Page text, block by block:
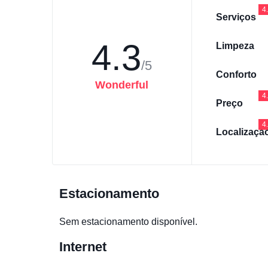
4.3/5
Wonderful
Serviços
Limpeza
Conforto
Preço
Estacionamento
Sem estacionamento disponível.
Internet